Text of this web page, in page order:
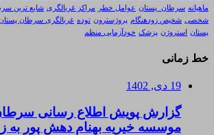
ماهیانه سرطان_پستان عوامل خطر مراکز غربالگری شایع ترین
شخصی شخیص زودهنگام پروژسترون توده غربالگری سرطان
پستان
استروژن پزشک خودآزمایی منظم
خط زمانی
19 دی, 1402
گزارش پویش اطلاع رسانی
موسسه خیریه بهنام دهش پور به